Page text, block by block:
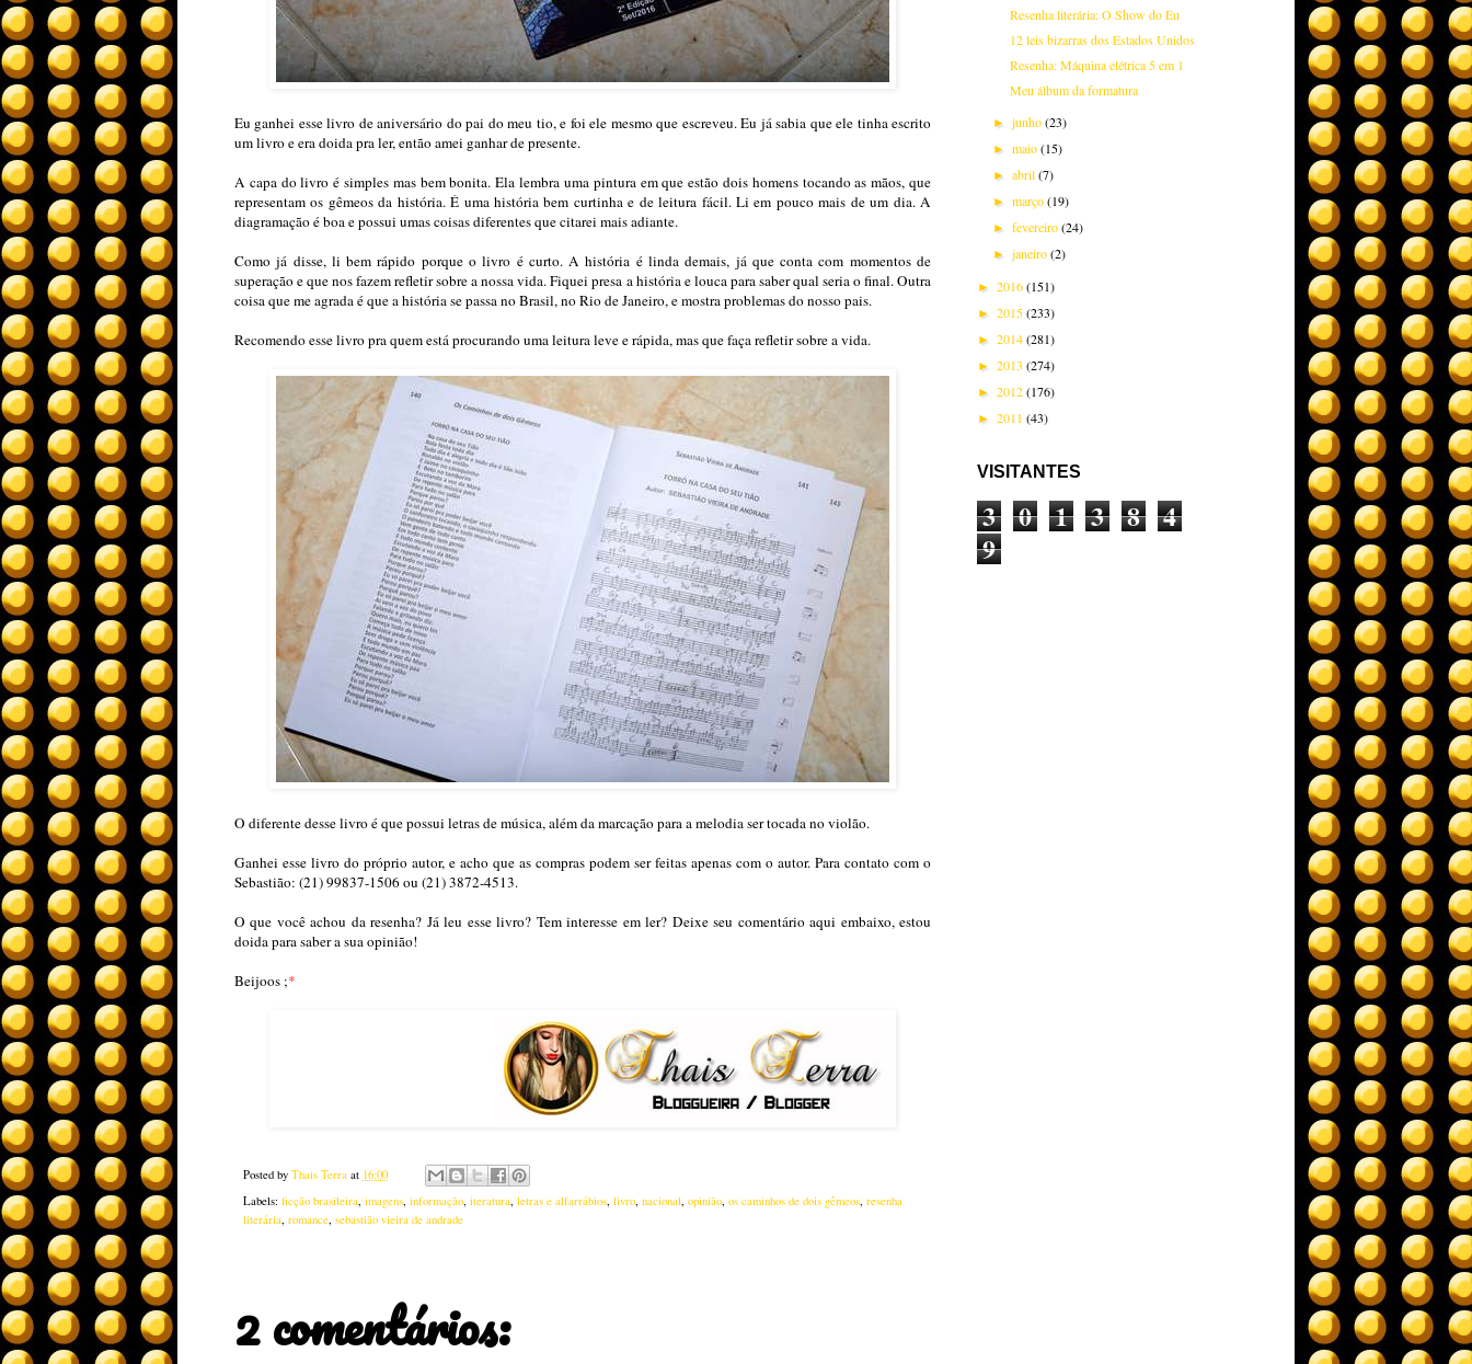
Eu ganhei esse livro de aniversário do pai do meu tio, e foi ele mesmo que escreveu. Eu já sabia que ele tinha escrito
um livro e era doida pra ler, então amei ganhar de presente.
A capa do livro é simples mas bem bonita. Ela lembra uma pintura em que estão dois homens tocando as mãos, que
representam os gêmeos da história. É uma história bem curtinha e de leitura fácil. Li em pouco mais de um dia. A
diagramação é boa e possui umas coisas diferentes que citarei mais adiante.
Como já disse, li bem rápido porque o livro é curto. A história é linda demais, já que conta com momentos de
superação e que nos fazem refletir sobre a nossa vida. Fiquei presa a história e louca para saber qual seria o final. Outra
coisa que me agrada é que a história se passa no Brasil, no Rio de Janeiro, e mostra problemas do nosso pais.
Recomendo esse livro pra quem está procurando uma leitura leve e rápida, mas que faça refletir sobre a vida.
O diferente desse livro é que possui letras de música, além da marcação para a melodia ser tocada no violão.
Ganhei esse livro do próprio autor, e acho que as compras podem ser feitas apenas com o autor. Para contato com o
Sebastião: (21) 99837-1506 ou (21) 3872-4513.
O que você achou da resenha? Já leu esse livro? Tem interesse em ler? Deixe seu comentário aqui embaixo, estou
doida para saber a sua opinião!
Beijoos ;*
Posted by Thais Terra at 16:00
Labels: ficção brasileira, imagens, informação, iteratura, letras e alfarrábios, livro, nacional, opinião, os caminhos de dois gêmeos, resenha
literária, romance, sebastião vieira de andrade
2 comentários:
Resenha literária: O Show do Eu
12 leis bizarras dos Estados Unidos
Resenha: Máquina elétrica 5 em 1
Meu álbum da formatura
►junho(23)
►maio(15)
►abril(7)
►março(19)
►fevereiro(24)
►janeiro(2)
► 2016(151)
► 2015(233)
► 2014(281)
► 2013 (274)
► 2012(176)
► 2011 (43)
VISITANTES
3 0 1 3 8 4
9